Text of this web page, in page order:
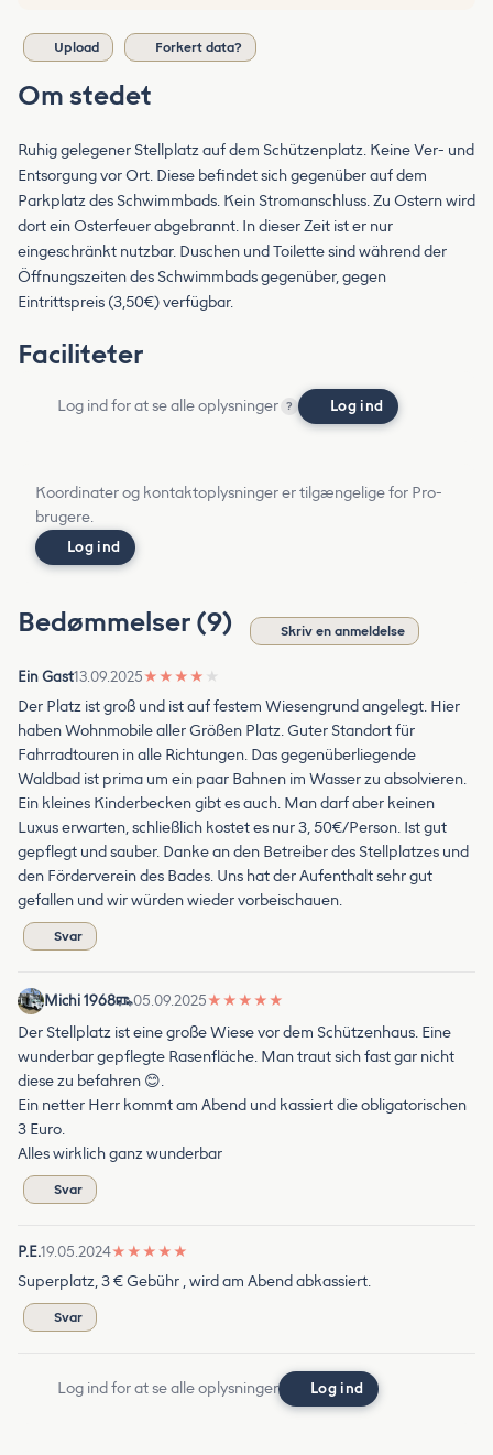
Upload Forkert data?
Om stedet
Ruhig gelegener Stellplatz auf dem Schützenplatz. Keine Ver- und
Entsorgung vor Ort. Diese befindet sich gegenüber auf dem
Parkplatz des Schwimmbads. Kein Stromanschluss. Zu Ostern wird
dort ein Osterfeuer abgebrannt. In dieser Zeit ist er nur
eingeschränkt nutzbar. Duschen und Toilette sind während der
Öffnungszeiten des Schwimmbads gegenüber, gegen
Eintrittspreis (3,50€) verfügbar.
Faciliteter
Log ind for at se alle oplysninger ? Log ind
Koordinater og kontaktoplysninger er tilgængelige for Pro-
brugere.
Log ind
Bedømmelser (9) Skriv en anmeldelse
Ein Gast13.09.2025★ ★ ★ ★ ★
Der Platz ist groß und ist auf festem Wiesengrund angelegt. Hier
haben Wohnmobile aller Größen Platz. Guter Standort für
Fahrradtouren in alle Richtungen. Das gegenüberliegende
Waldbad ist prima um ein paar Bahnen im Wasser zu absolvieren.
Ein kleines Kinderbecken gibt es auch. Man darf aber keinen
Luxus erwarten, schließlich kostet es nur 3, 50€/Person. Ist gut
gepflegt und sauber. Danke an den Betreiber des Stellplatzes und
den Förderverein des Bades. Uns hat der Aufenthalt sehr gut
gefallen und wir würden wieder vorbeischauen.
Svar
Michi 1968 05.09.2025★ ★ ★ ★ ★
Der Stellplatz ist eine große Wiese vor dem Schützenhaus. Eine
wunderbar gepflegte Rasenfläche. Man traut sich fast gar nicht
diese zu befahren 😊.
Ein netter Herr kommt am Abend und kassiert die obligatorischen
3 Euro.
Alles wirklich ganz wunderbar
Svar
P.E.19.05.2024★ ★ ★ ★ ★
Superplatz, 3 € Gebühr , wird am Abend abkassiert.
Svar
Log ind for at se alle oplysninger Log ind